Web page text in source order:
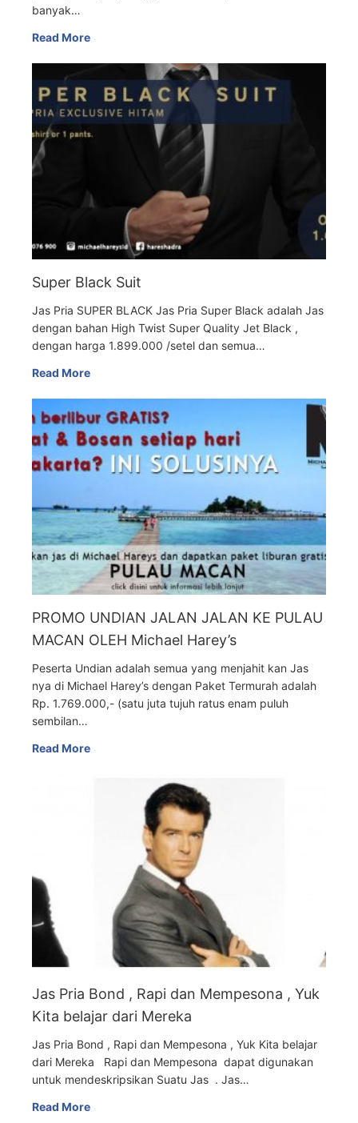
banyak…
Read More
Super Black Suit
Jas Pria SUPER BLACK Jas Pria Super Black adalah Jas
dengan bahan High Twist Super Quality Jet Black ,
dengan harga 1.899.000 /setel dan semua…
Read More
PROMO UNDIAN JALAN JALAN KE PULAU
MACAN OLEH Michael Harey’s
Peserta Undian adalah semua yang menjahit kan Jas
nya di Michael Harey’s dengan Paket Termurah adalah
Rp. 1.769.000,- (satu juta tujuh ratus enam puluh
sembilan…
Read More
Jas Pria Bond , Rapi dan Mempesona , Yuk
Kita belajar dari Mereka
Jas Pria Bond , Rapi dan Mempesona , Yuk Kita belajar
dari Mereka Rapi dan Mempesona dapat digunakan
untuk mendeskripsikan Suatu Jas . Jas…
Read More